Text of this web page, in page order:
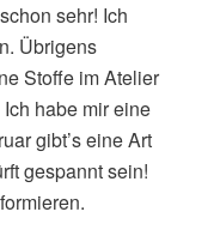
sehr! Ich
Übrigens
Stoffe im Atelier
habe mir eine
gibt’s eine Art
gespannt sein!